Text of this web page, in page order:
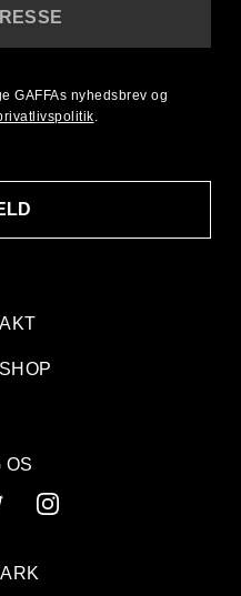
GAFFAs nyhedsbrev og
.
OS